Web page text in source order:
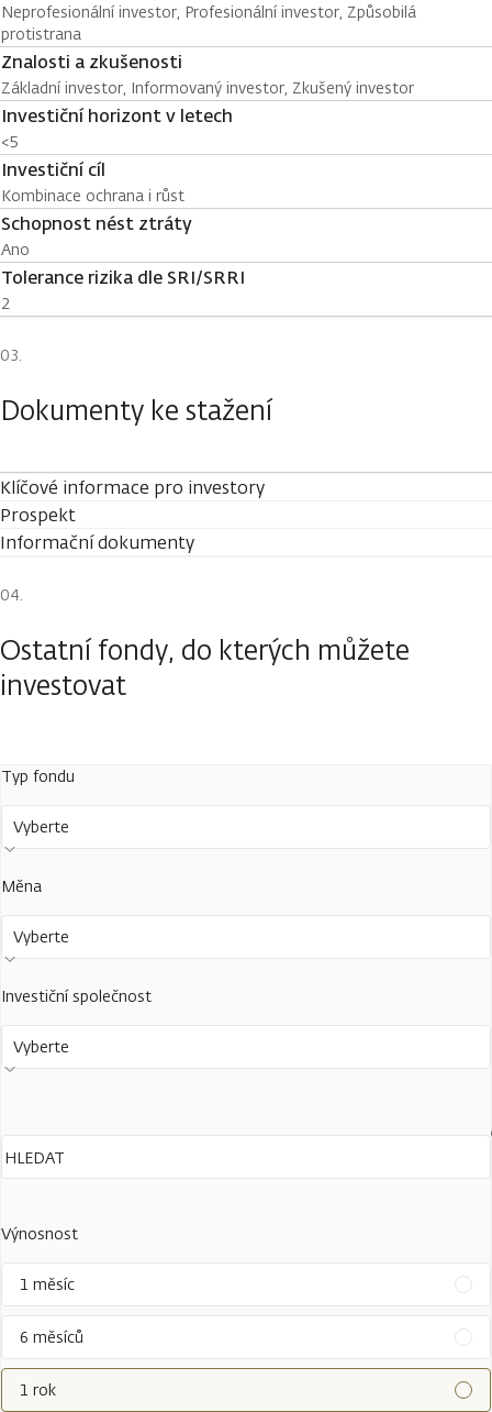
Neprofesionální investor, Profesionální investor, Způsobilá
protistrana
Znalosti a zkušenosti
Základní investor, Informovaný investor, Zkušený investor
Investiční horizont v letech
<5
Investiční cíl
Kombinace ochrana i růst
Schopnost nést ztráty
Ano
Tolerance rizika dle SRI/SRRI
2
Dokumenty ke stažení
Klíčové informace pro investory
Prospekt
Informační dokumenty
Ostatní fondy, do kterých můžete
investovat
Typ fondu
Vyberte
Měna
Vyberte
Investiční společnost
Vyberte
Výnosnost
1 měsíc
6 měsíců
1 rok